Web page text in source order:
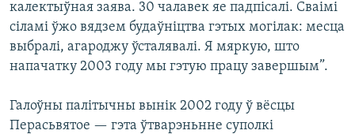
калектыўная заява. 30 чалавек яе падпісалі. Сваімі
сіламі ўжо вядзем будаўніцтва гэтых могілак: месца
выбралі, агароджу ўсталявалі. Я мяркую, што
напачатку 2003 году мы гэтую працу завершым”.
Галоўны палітычны вынік 2002 году ў вёсцы
Перасьвятое — гэта ўтварэньнне суполкі